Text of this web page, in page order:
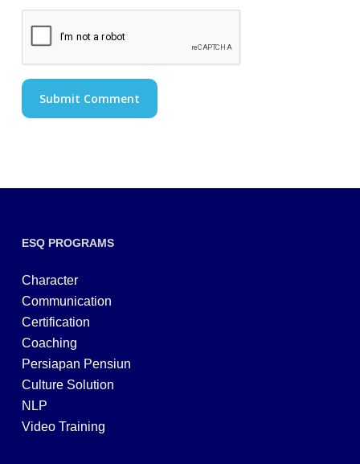
ESQ PROGRAMS
Character
Communication
Certification
Coaching
Persiapan Pensiun
Culture Solution
NLP
Video Training